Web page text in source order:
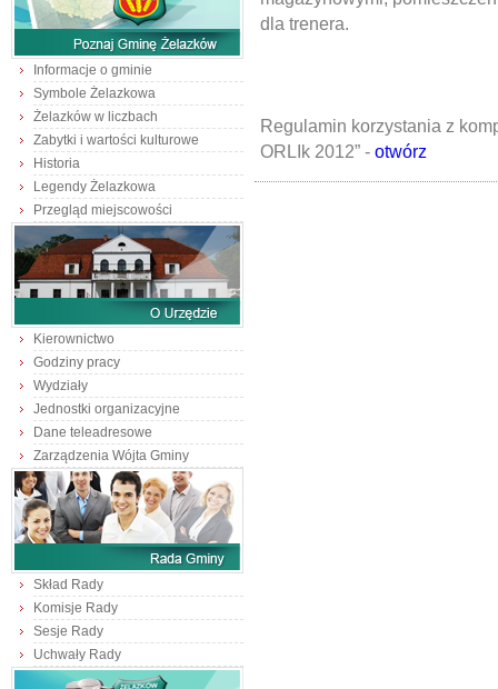
Informacje o gminie
Symbole Żelazkowa
Żelazków w liczbach
Zabytki i wartości kulturowe
Historia
Legendy Żelazkowa
Przegląd miejscowości
Kierownictwo
Godziny pracy
Wydziały
Jednostki organizacyjne
Dane teleadresowe
Zarządzenia Wójta Gminy
Skład Rady
Komisje Rady
Sesje Rady
Uchwały Rady
dla trenera.
Regulamin korzystania z
ORLIk 2012” - otwórz